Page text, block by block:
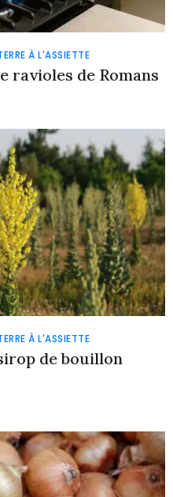
À L'ASSIETTE
ravioles de Romans
À L'ASSIETTE
de bouillon